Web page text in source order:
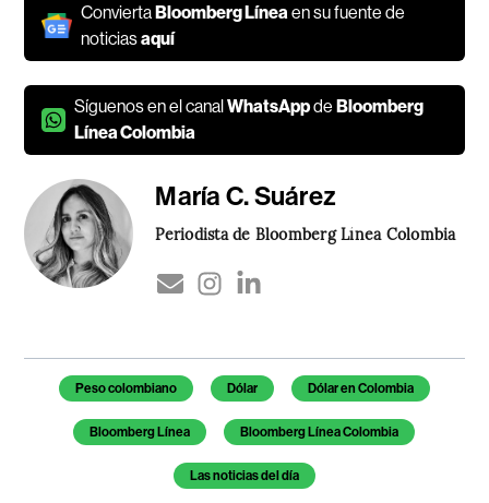
ConviertaBloomberg Línea en su fuente de
noticiasaquí
Síguenos en el canalWhatsAppdeBloomberg
Línea Colombia
María C. Suárez
Periodista de Bloomberg Línea Colombia
Temas de este artículo
Peso colombiano Dólar Dólar en Colombia
Bloomberg Línea Bloomberg Línea Colombia
Las noticias del día